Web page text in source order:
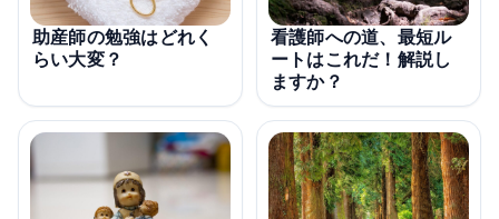
助産師の勉強はどれく
らい大変？
看護師への道、最短ル
ートはこれだ！解説し
ますか？